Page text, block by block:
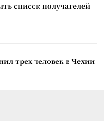
список получателей
трех человек в Чехии